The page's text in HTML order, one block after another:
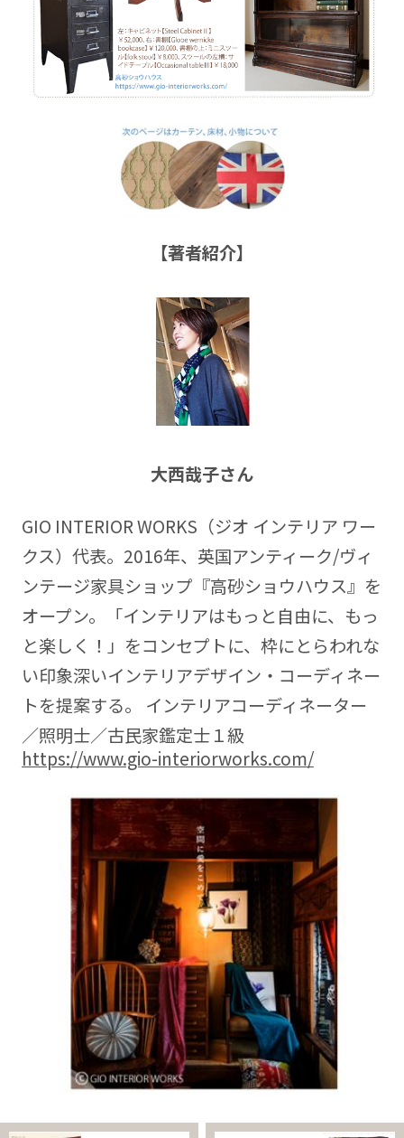
【著者紹介】
大西哉子さん
GIO INTERIOR WORKS（ジオ インテリア ワー
クス）代表。2016年、英国アンティーク/ヴィ
ンテージ家具ショップ『高砂ショウハウス』を
オープン。「インテリアはもっと自由に、もっ
と楽しく！」をコンセプトに、枠にとらわれな
い印象深いインテリアデザイン・コーディネー
トを提案する。 インテリアコーディネーター
／照明士／古民家鑑定士１級
https://www.gio-interiorworks.com/